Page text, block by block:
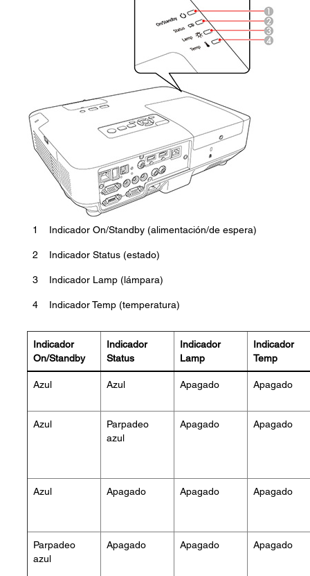
1 Indicador On/Standby (alimentación/de espera)
2 Indicador Status (estado)
3 Indicador Lamp (lámpara)
4 Indicador Temp (temperatura)
Indicador
On/Standby
Indicador
Status
Indicador
Lamp
Indicador
Temp
Azul Azul Apagado Apagado
Azul
Parpadeo
azul
Apagado Apagado
Azul Apagado Apagado Apagado
Parpadeo
azul
Apagado Apagado Apagado